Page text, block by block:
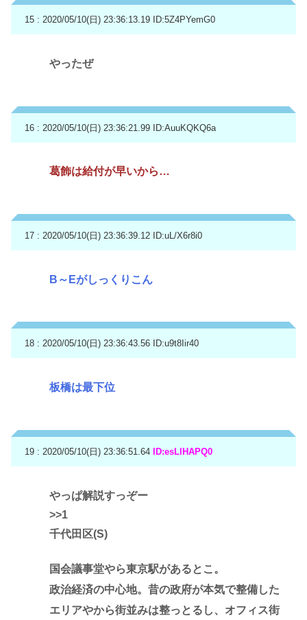
15 : 2020/05/10(日) 23:36:13.19 ID:5Z4PYemG0
やったぜ
16 : 2020/05/10(日) 23:36:21.99 ID:AuuKQKQ6a
葛飾は給付が早いから…
17 : 2020/05/10(日) 23:36:39.12 ID:uL/X6r8i0
B～Eがしっくりこん
18 : 2020/05/10(日) 23:36:43.56 ID:u9t8Iir40
板橋は最下位
19 : 2020/05/10(日) 23:36:51.64 ID:esLlHAPQ0
やっぱ解説すっぞー
>>1
千代田区(S)
国会議事堂やら東京駅があるとこ。
政治経済の中心地。昔の政府が本気で整備した
エリアやから街並みは整っとるし、オフィス街